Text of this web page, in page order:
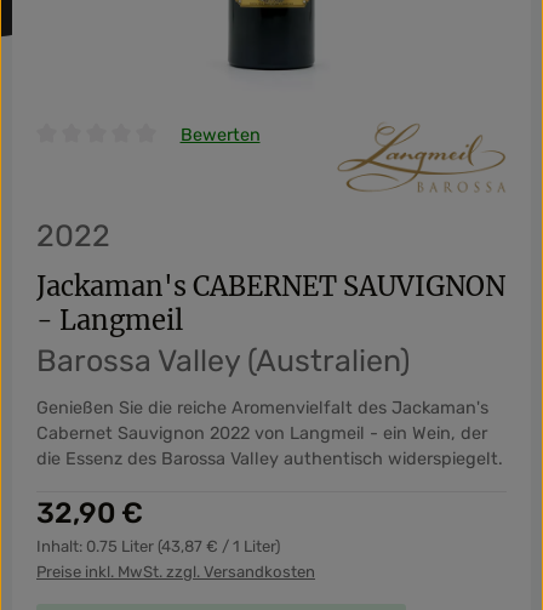
Durchschnittliche Bewertung von 0 von 5 Sternen
Bewerten
2022
Jackaman's CABERNET SAUVIGNON
- Langmeil
Barossa Valley (Australien)
Genießen Sie die reiche Aromenvielfalt des Jackaman's
Cabernet Sauvignon 2022 von Langmeil - ein Wein, der
die Essenz des Barossa Valley authentisch widerspiegelt.
Regulärer Preis:
32,90 €
Inhalt: 0.75 Liter (43,87 € / 1 Liter)
Preise inkl. MwSt. zzgl. Versandkosten